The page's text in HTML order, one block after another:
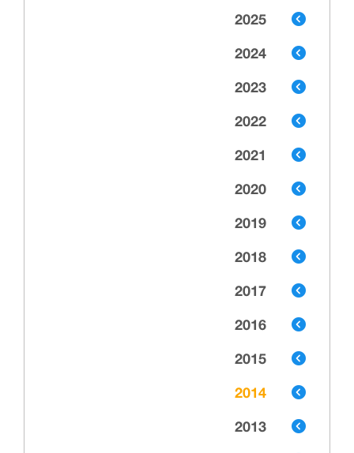
2025
2024
2023
2022
2021
2020
2019
2018
2017
2016
2015
2014
2013